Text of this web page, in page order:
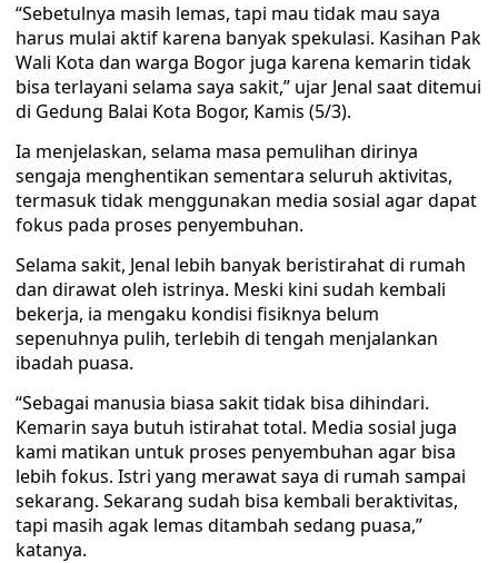
“Sebetulnya masih lemas, tapi mau tidak mau saya
harus mulai aktif karena banyak spekulasi. Kasihan Pak
Wali Kota dan warga Bogor juga karena kemarin tidak
bisa terlayani selama saya sakit,” ujar Jenal saat ditemui
di Gedung Balai Kota Bogor, Kamis (5/3).
Ia menjelaskan, selama masa pemulihan dirinya
sengaja menghentikan sementara seluruh aktivitas,
termasuk tidak menggunakan media sosial agar dapat
fokus pada proses penyembuhan.
Selama sakit, Jenal lebih banyak beristirahat di rumah
dan dirawat oleh istrinya. Meski kini sudah kembali
bekerja, ia mengaku kondisi fisiknya belum
sepenuhnya pulih, terlebih di tengah menjalankan
ibadah puasa.
“Sebagai manusia biasa sakit tidak bisa dihindari.
Kemarin saya butuh istirahat total. Media sosial juga
kami matikan untuk proses penyembuhan agar bisa
lebih fokus. Istri yang merawat saya di rumah sampai
sekarang. Sekarang sudah bisa kembali beraktivitas,
tapi masih agak lemas ditambah sedang puasa,”
katanya.